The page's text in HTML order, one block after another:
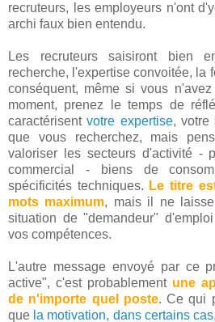
recruteurs, les employeurs n'ont
archi faux bien entendu.
Les recruteurs saisiront bien
recherche, l'expertise convoitée, la
conséquent, même si vous
moment, prenez le temps de
caractérisentvotre expertise, votre
que vous recherchez, mais
valoriser les secteurs d'activité -
commercial - biens de
spécificités techniques. Le titre
mots maximum, mais il ne
situation de "demandeur"
vos compétences.
L'autre message envoyé par ce
active", c'est probablement une
de n'importe quel poste. Ce qui
que la motivation, dans certains